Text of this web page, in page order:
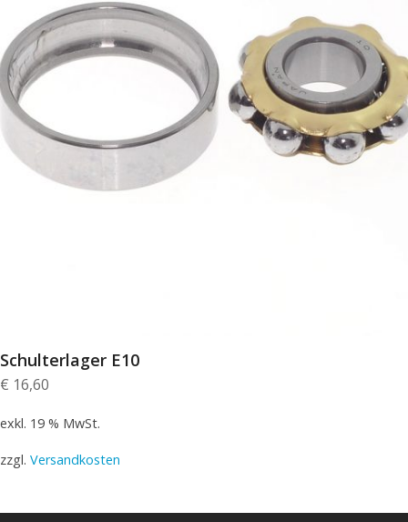
Schulterlager E10
€ 16,60
exkl. 19 % MwSt.
zzgl. Versandkosten